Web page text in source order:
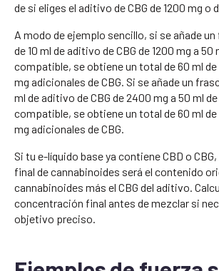
de si eliges el aditivo de CBG de 1200 mg o
A modo de ejemplo sencillo, si se añade
de 10 ml de aditivo de CBG de 1200 mg a 50
compatible, se obtiene un total de 60 ml de
mg adicionales de CBG. Si se añade un
ml de aditivo de CBG de 2400 mg a 50 ml
compatible, se obtiene un total de 60 ml
mg adicionales de CBG.
Si tu e-líquido base ya contiene CBD o
final de cannabinoides será el contenido
cannabinoides más el CBG del aditivo.
concentración final antes de mezclar si
objetivo preciso.